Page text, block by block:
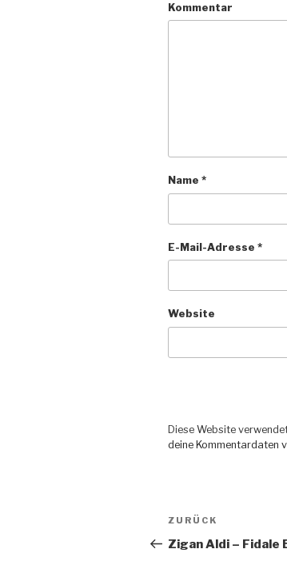
Kommentar
Name*
E-Mail-Adresse*
Website
Diese Website
deine Kommentardaten
Vorheriger
ZURÜCK
Zigan Aldi – Fidale